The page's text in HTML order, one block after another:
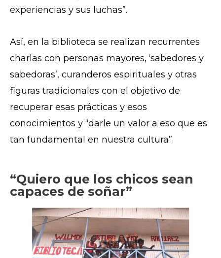
experiencias y sus luchas”.
Así, en la biblioteca se realizan recurrentes
charlas con personas mayores, ‘sabedores y
sabedoras’, curanderos espirituales y otras
figuras tradicionales con el objetivo de
recuperar esas prácticas y esos
conocimientos y “darle un valor a eso que es
tan fundamental en nuestra cultura”.
“Quiero que los chicos sean
capaces de soñar”